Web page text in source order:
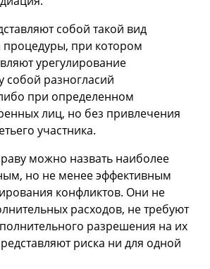
собой такой вид
при котором
урегулирование
разногласий
при определенном
лиц, но без привлечения
участника.
можно назвать наиболее
но не менее эффективным
конфликтов. Они не
расходов, не требуют
разрешения на их
риска ни для одной